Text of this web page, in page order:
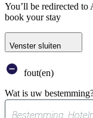
You’ll be redirected
book your stay
Venster sluiten
fout(en)
Wat is uw